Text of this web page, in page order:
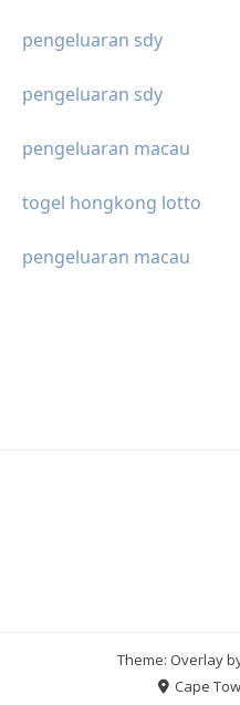
pengeluaran sdy
pengeluaran sdy
pengeluaran macau
togel hongkong lotto
pengeluaran macau
Theme: Overlay
Cape